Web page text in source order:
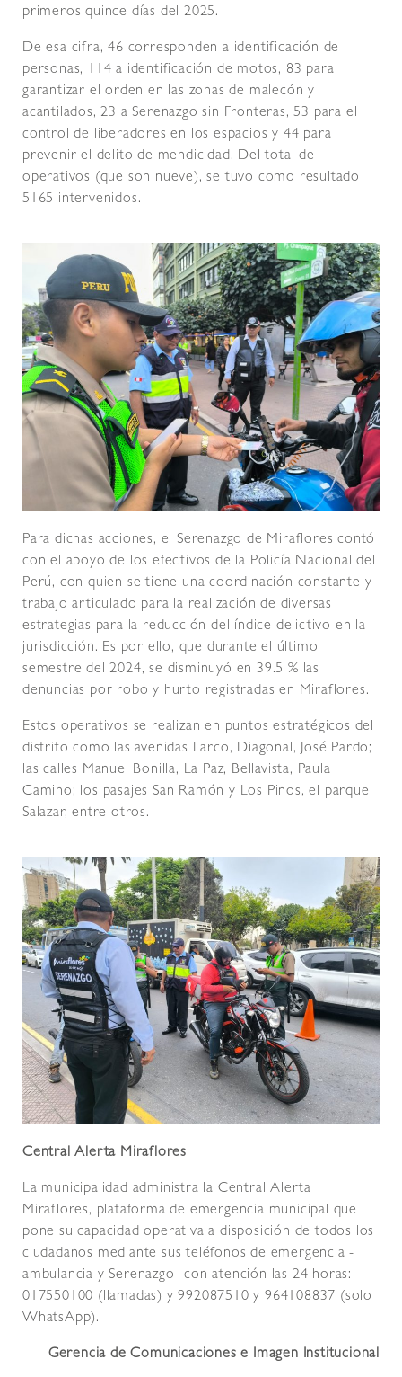
primeros quince días del 2025.
De esa cifra, 46 corresponden a identificación de
personas, 114 a identificación de motos, 83 para
garantizar el orden en las zonas de malecón y
acantilados, 23 a Serenazgo sin Fronteras, 53 para el
control de liberadores en los espacios y 44 para
prevenir el delito de mendicidad. Del total de
operativos (que son nueve), se tuvo como resultado
5165 intervenidos.
Para dichas acciones, el Serenazgo de Miraflores contó
con el apoyo de los efectivos de la Policía Nacional del
Perú, con quien se tiene una coordinación constante y
trabajo articulado para la realización de diversas
estrategias para la reducción del índice delictivo en la
jurisdicción. Es por ello, que durante el último
semestre del 2024, se disminuyó en 39.5 % las
denuncias por robo y hurto registradas en Miraflores.
Estos operativos se realizan en puntos estratégicos del
distrito como las avenidas Larco, Diagonal, José Pardo;
las calles Manuel Bonilla, La Paz, Bellavista, Paula
Camino; los pasajes San Ramón y Los Pinos, el parque
Salazar, entre otros.
Central Alerta Miraflores
La municipalidad administra la Central Alerta
Miraflores, plataforma de emergencia municipal que
pone su capacidad operativa a disposición de todos los
ciudadanos mediante sus teléfonos de emergencia -
ambulancia y Serenazgo- con atención las 24 horas:
017550100 (llamadas) y 992087510 y 964108837 (solo
WhatsApp).
Gerencia de Comunicaciones e Imagen Institucional